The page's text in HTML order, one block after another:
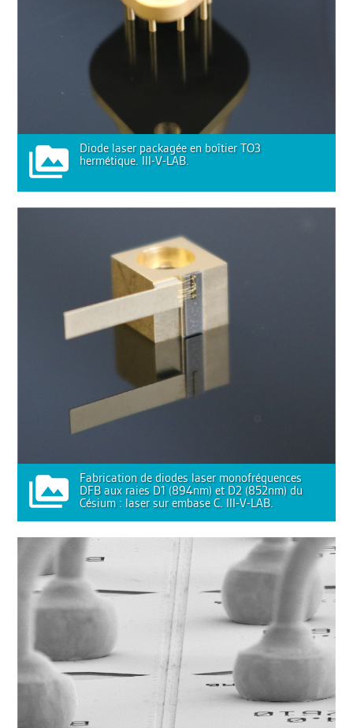
Diode laser packagée en boîtier TO3
hermétique. III-V-LAB.
Fabrication de diodes laser monofréquences
DFB aux raies D1 (894nm) et D2 (852nm) du
Césium : laser sur embase C. III-V-LAB.